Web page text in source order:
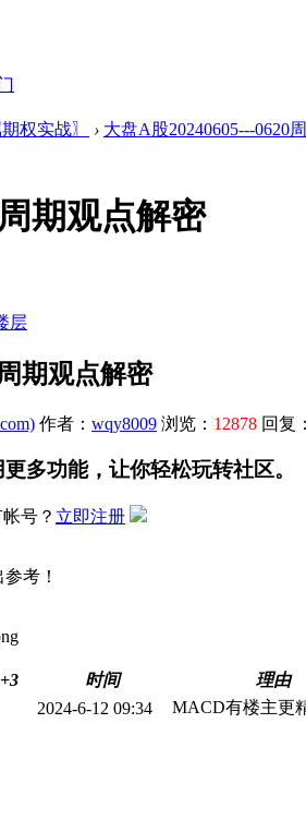
权实战〗 › 大盘A股20240605---0620
期观点解密
层
期观点解密
作者： wqy8009 浏览： 12878 回复：
多功能，让你轻松玩转社区。
号？ 立即注册
考！
+3 时间
理由
2024-6-12 09:34 MACD有楼主更